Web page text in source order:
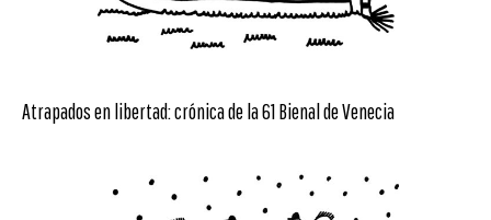
Atrapados en libertad: crónica de la 61 Bienal de Venecia